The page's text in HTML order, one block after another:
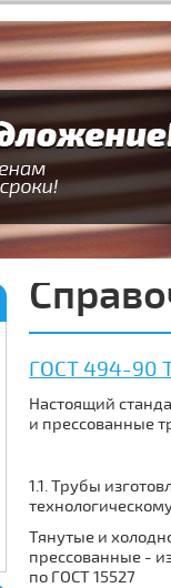
ГОСТ 494-90
Настоящий
и прессованные
1.1. Трубы
Тянутые и
прессованные -
по ГОСТ 15527